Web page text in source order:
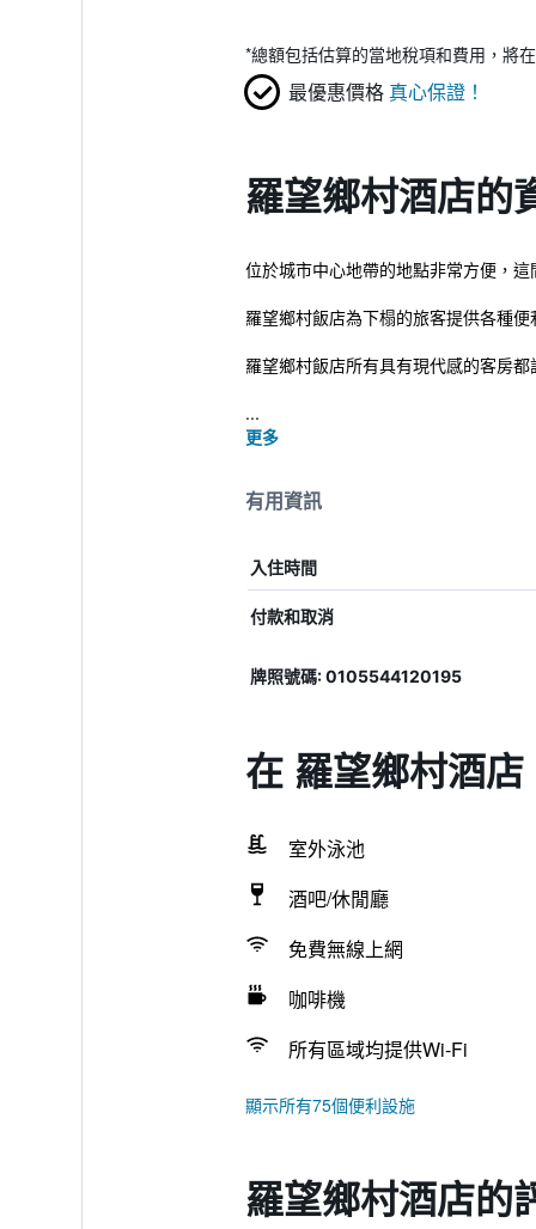
*總額包括估算的當地稅項和費用，將
最優惠價格 真心保證！
羅望鄉村酒店的
位於城市中心地帶的地點非常方便，
羅望鄉村飯店為下榻的旅客提供各種
羅望鄉村飯店所有具有現代感的客房
...
更多
有用資訊
入住時間
付款和取消
牌照號碼: 0105544120195
在 羅望鄉村酒
室外泳池
酒吧/休閒廳
免費無線上網
咖啡機
所有區域均提供Wi-Fi
顯示所有75個便利設施
羅望鄉村酒店的